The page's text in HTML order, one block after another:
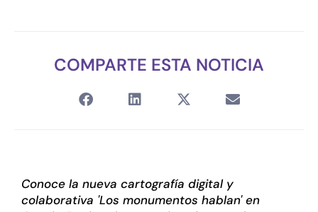
COMPARTE ESTA NOTICIA
Conoce la nueva cartografía digital y
colaborativa 'Los monumentos hablan' en